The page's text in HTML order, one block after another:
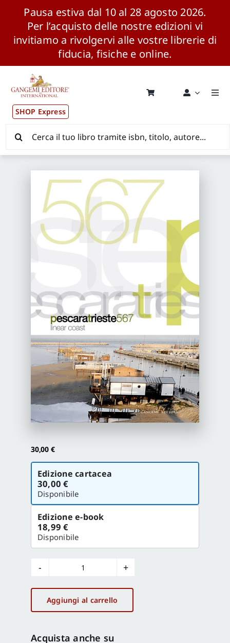
Pausa estiva dal 10 al 28 agosto 2026.
Per l’acquisto delle nostre edizioni vi
invitiamo a rivolgervi alle vostre librerie di
fiducia, fisiche e online.
contenuto
SHOP Express
Pubblicazioni
News ed Eventi
Distribuzione Wolrdwide
CONSIP / MEPA / ANVUR / CINECA
Proposte di pubblicazione
Gangemi Editore
Newsletter
per:
30,00 €
Scegli
versione
Edizione cartacea
30,00 €
Disponibile
Edizione e-book
18,99 €
Disponibile
Pescara
Trieste
567
quantità
Aggiungi al carrello
Acquista anche su